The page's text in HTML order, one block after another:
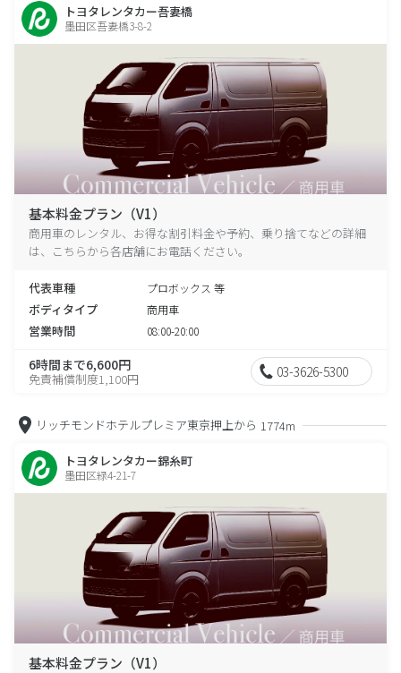
トヨタレンタカー吾妻橋
墨田区吾妻橋3-8-2
基本料金プラン（V1）
商用車のレンタル、お得な割引料金や予約、乗り捨てなどの詳細
は、こちらから各店舗にお電話ください。
代表車種 プロボックス 等
ボディタイプ 商用車
営業時間 08:00-20:00
6時間まで6,600円
免責補償制度1,100円 03-3626-5300
リッチモンドホテルプレミア東京押上から 1774m
トヨタレンタカー錦糸町
墨田区緑4-21-7
基本料金プラン（V1）